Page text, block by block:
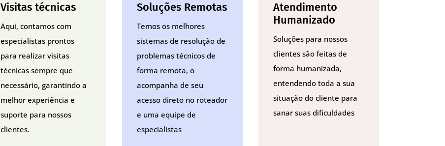
Visitas técnicas
Aqui, contamos com
especialistas prontos
para realizar visitas
técnicas sempre que
necessário, garantindo a
melhor experiência e
suporte para nossos
clientes.
Soluções Remotas
Temos os melhores
sistemas de resolução de
problemas técnicos de
forma remota, o
acompanha de seu
acesso direto no roteador
e uma equipe de
especialistas
Atendimento
Humanizado
Soluções para nossos
clientes são feitas de
forma humanizada,
entendendo toda a sua
situação do cliente para
sanar suas dificuldades